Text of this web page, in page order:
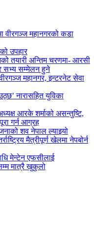
वीरगञ्ज महानगरको कडा
उपहार
तयारी अन्तिम चरणमा- आरसी
सभ्य सम्मेलन हुने
महानगर, इन्टरनेट सेवा
नारासहित युविका
आरके शर्माको असन्तुष्टि,
गर्न आग्रह
शव नेपाल ल्याइयो
मैत्रीपूर्ण खेलमा नेपबोर्न
मेन्टेन एफसीलाई
मात्रै खुकुलो